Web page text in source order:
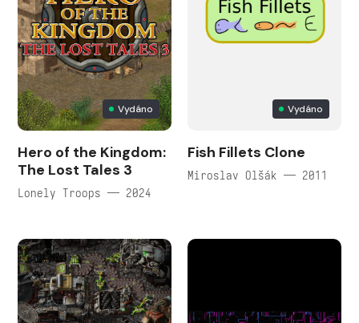
Vydáno
Hero of the Kingdom:
The Lost Tales 3
Lonely Troops — 2024
Vydáno
Fish Fillets Clone
Miroslav Olšák — 2011